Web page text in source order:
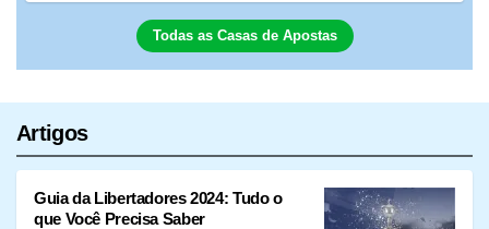
Todas as Casas de Apostas
Artigos
Guia da Libertadores 2024: Tudo o
que Você Precisa Saber